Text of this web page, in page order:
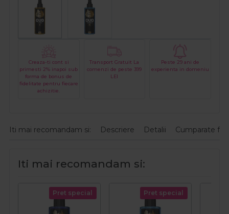
Creaza-ti cont si
primesti 2% inapoi sub
forma de bonus de
fidelitate pentru fiecare
achizitie.
Transport Gratuit La
comenzi de peste 399
LEI
Peste 29 ani de
experienta in domeniu
Iti mai recomandam si: Descriere Detalii Cumparate
Iti mai recomandam si:
Pret special Pret special